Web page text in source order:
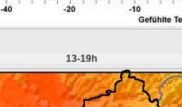
13-19h